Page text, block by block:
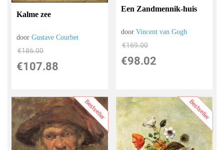
Kalme zee
doorGustave Courbet
€186.00
€107.88
Een Zandmennik-huis
doorVincent van Gogh
€169.00
€98.02
Bestseller Bestseller